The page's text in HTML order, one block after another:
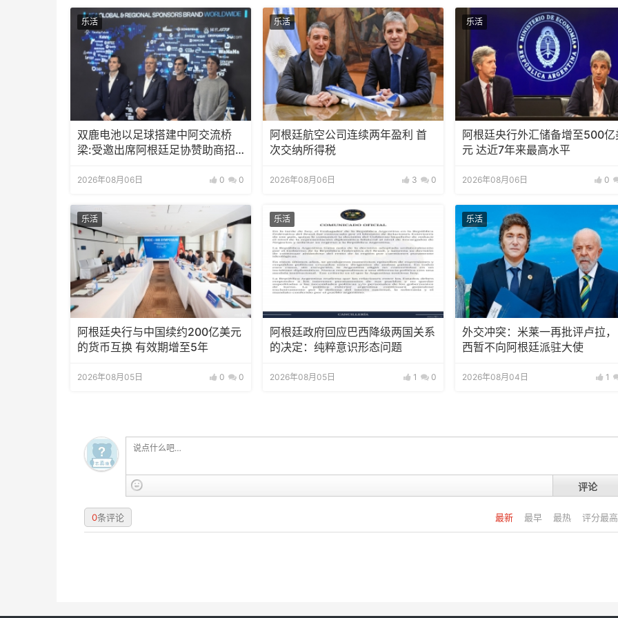
乐活
双鹿电池以足球搭建中阿交流桥
梁:受邀出席阿根廷足协赞助商招
2026年08月06日 0 0
乐活
阿根廷航空公司连续两年盈利 首
次交纳所得税
2026年08月06日 3 0
乐活
阿根廷央行外汇储备增至500亿
元 达近7年来最高水平
2026年08月06日 0
乐活
阿根廷央行与中国续约200亿美元
的货币互换 有效期增至5年
2026年08月05日 0 0
乐活
阿根廷政府回应巴西降级两国关系
的决定：纯粹意识形态问题
2026年08月05日 1 0
乐活
外交冲突：米莱一再批评卢拉
西暂不向阿根廷派驻大使
2026年08月04日 1
评论
最新 最早 最热 评分最高
0条评论